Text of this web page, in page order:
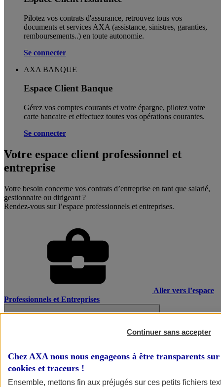
Pilotez vos contrats d'assurance, retrouvez tous vos
documents et services AXA (assistance, sinistres, garanties,
remboursements..) en toute autonomie. ​
Se connecter
AXA BANQUE
Espace Client Banque
Gérez vos comptes courants et votre épargne, pilotez votre
carte bancaire et effectuez toutes vos opérations courantes.
Se connecter
Votre espace client professionnel et
entreprise
Votre besoin concerne vos contrats d’entreprise en tant que salarié,
gestionnaire ou dirigeant ?
Rendez-vous sur l’espace professionnels et entreprises.
Aller vers l’espace
Professionnels et Entreprises
Continuer sans accepter
Chez AXA nous nous engageons à être transparents
cookies et traceurs !
Ensemble, mettons fin aux préjugés sur ces petits fichiers